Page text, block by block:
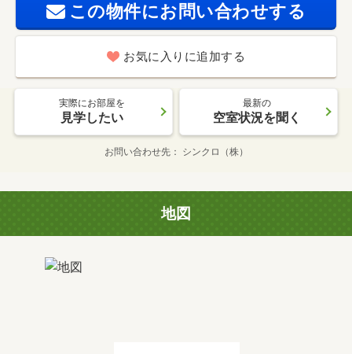
この物件にお問い合わせする
お気に入りに追加する
実際にお部屋を
見学したい
最新の
空室状況を聞く
お問い合わせ先 シンクロ（株）
地図